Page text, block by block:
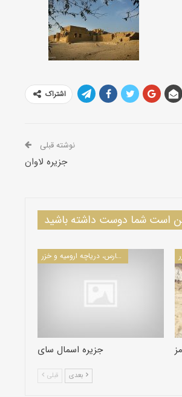
اشتراک
نوشته قبلی
جزیره لاوان
است شما دوست داشته باشید
جزایر خلیج فارس، دریاچه ارومیه و خزر
جزیره اسمال سای
قبلی